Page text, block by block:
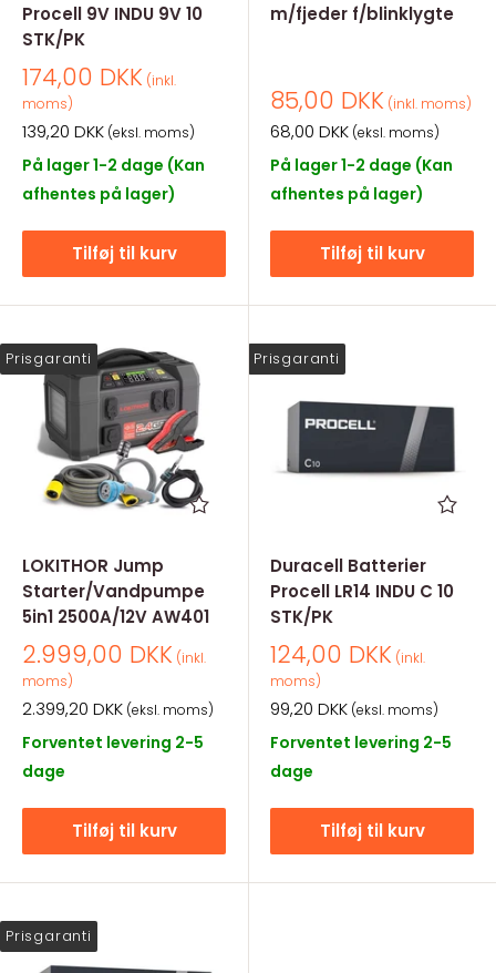
Procell 9V INDU 9V 10
STK/PK
Salgspris
174,00 DKK (inkl.
moms)
Salgspris
139,20 DKK (eksl. moms)
På lager 1-2 dage (Kan
afhentes på lager)
Tilføj til kurv
m/fjeder f/blinklygte
Salgspris
85,00 DKK (inkl. moms)
Salgspris
68,00 DKK (eksl. moms)
På lager 1-2 dage (Kan
afhentes på lager)
Tilføj til kurv
Prisgaranti
LOKITHOR Jump
Starter/Vandpumpe
5in1 2500A/12V AW401
Salgspris
2.999,00 DKK (inkl.
moms)
Salgspris
2.399,20 DKK (eksl. moms)
Forventet levering 2-5
dage
Tilføj til kurv
Prisgaranti
Duracell Batterier
Procell LR14 INDU C 10
STK/PK
Salgspris
124,00 DKK (inkl.
moms)
Salgspris
99,20 DKK (eksl. moms)
Forventet levering 2-5
dage
Tilføj til kurv
Prisgaranti